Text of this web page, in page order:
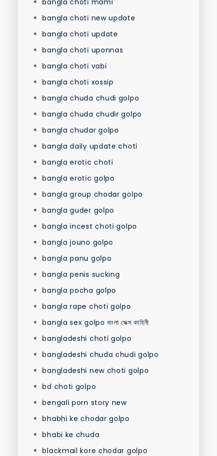
bangla choti new update
bangla choti update
bangla choti uponnas
bangla choti vabi
bangla choti xossip
bangla chuda chudi golpo
bangla chuda chudir golpo
bangla chudar golpo
bangla daily update choti
bangla erotic choti
bangla erotic golpo
bangla group chodar golpo
bangla guder golpo
bangla incest choti golpo
bangla jouno golpo
bangla panu golpo
bangla penis sucking
bangla pocha golpo
bangla rape choti golpo
bangla sex golpo বাংলা সেক্স কাহিনী
bangladeshi choti golpo
bangladeshi chuda chudi golpo
bangladeshi new choti golpo
bd choti golpo
bengali porn story new
bhabhi ke chodar golpo
bhabi ke chuda
blackmail kore chodar golpo